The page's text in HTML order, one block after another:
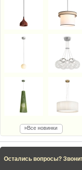
»Все новинки
Остались вопросы?